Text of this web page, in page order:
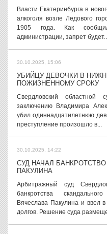
Власти Екатеринбурга в
алкоголя возле Ледового
1905 года. Как
администрации, запрет
30.10.2025, 15:06
УБИЙЦУ ДЕВОЧКИ В
ПОЖИЗНЕННОМУ СРОКУ
Свердловский областной
заключению Владимира
убил одиннадцатилетнюю
преступление произошло в...
30.10.2025, 14:22
СУД НАЧАЛ
ПАКУЛИНА
Арбитражный суд
банкротства
Вячеслава Пакулина и ввел
долгов. Решение суда